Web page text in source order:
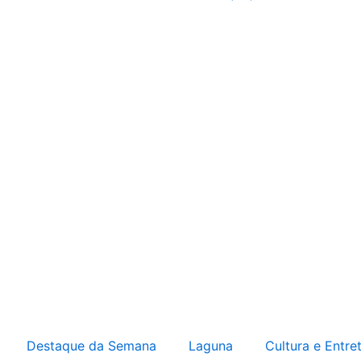
Destaque da Semana Laguna Cultura e